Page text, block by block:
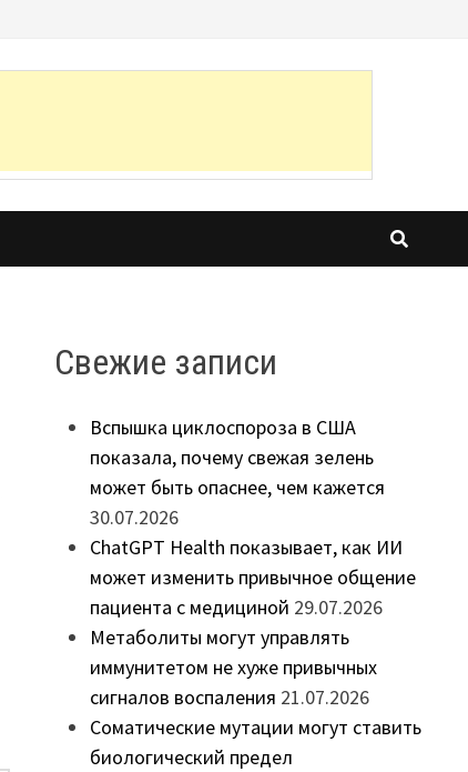
Свежие записи
Вспышка циклоспороза в США
показала, почему свежая зелень
может быть опаснее, чем кажется
30.07.2026
ChatGPT Health показывает, как ИИ
может изменить привычное общение
пациента с медициной 29.07.2026
Метаболиты могут управлять
иммунитетом не хуже привычных
сигналов воспаления 21.07.2026
Соматические мутации могут ставить
биологический предел